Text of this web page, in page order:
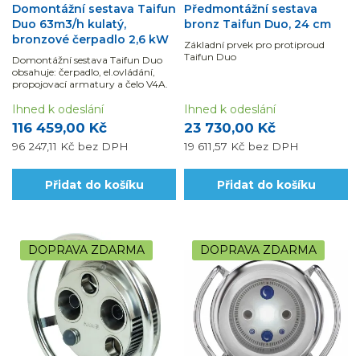
Domontážní sestava Taifun
Duo 63m3/h kulatý,
bronzové čerpadlo 2,6 kW
Domontážní sestava Taifun Duo
obsahuje: čerpadlo, el.ovládání,
propojovací armatury a čelo V4A.
116 459,00 Kč
96 247,11 Kč bez DPH
Ihned k odeslání
Přidat do košíku
Předmontážní sestava
bronz Taifun Duo, 24 cm
Základní prvek pro protiproud
Taifun Duo
23 730,00 Kč
19 611,57 Kč bez DPH
Ihned k odeslání
Přidat do košíku
DOPRAVA ZDARMA DOPRAVA ZDARMA